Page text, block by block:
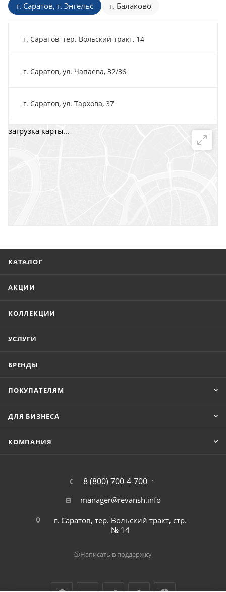
г. Саратов, г. Энгельс г. Балаково
г. Саратов, тер. Вольский тракт, 14
г. Саратов, ул. Чапаева, 32/36
г. Саратов, ул. Тархова, 37
г. Саратов, пр-т. 50 лет Октября, 118Д, помещ. 15
загрузка карты...
КАТАЛОГ
АКЦИИ
КОЛЛЕКЦИИ
УСЛУГИ
БРЕНДЫ
ПОКУПАТЕЛЯМ
ДЛЯ БИЗНЕСА
КОМПАНИЯ
8 (800) 700-4-700
manager@revansh.info
г. Саратов, тер. Вольский тракт, стр.
№ 14
Написать в поддержку